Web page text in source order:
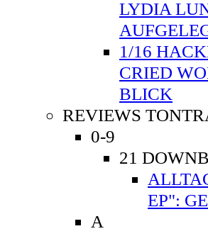
LYDIA
1/16
CRIED
BLICK
REVIEWS
0-9
21
EP":
A